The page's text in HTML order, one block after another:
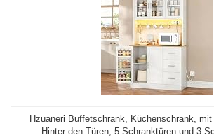
Hzuaneri Buffetschrank, Küchenschrank, mit
Hinter den Türen, 5 Schranktüren und 3